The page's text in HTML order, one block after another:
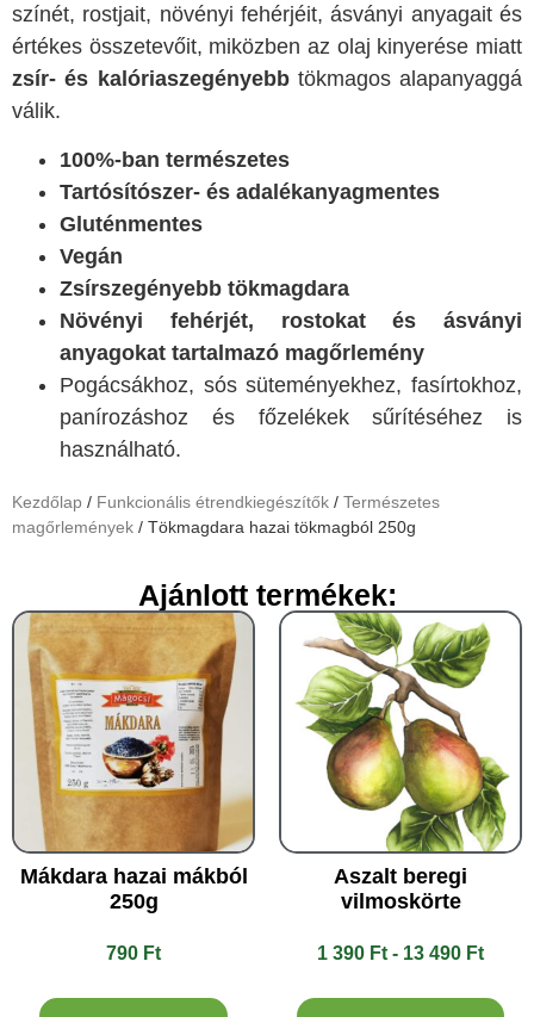
színét, rostjait, növényi fehérjéit, ásványi anyagait és
értékes összetevőit, miközben az olaj kinyerése miatt
zsír- és kalóriaszegényebbtökmagos alapanyaggá
válik.
100%-ban természetes
Tartósítószer- és adalékanyagmentes
Gluténmentes
Vegán
Zsírszegényebb tökmagdara
Növényi fehérjét, rostokat és ásványi
anyagokat tartalmazó magőrlemény
Pogácsákhoz, sós süteményekhez, fasírtokhoz,
panírozáshoz és főzelékek sűrítéséhez is
használható.
Kezdőlap / Funkcionális étrendkiegészítők / Természetes
magőrlemények / Tökmagdara hazai tökmagból 250g
Ajánlott termékek:
Mákdara hazai mákból
250g
790 Ft
Aszalt beregi
vilmoskörte
1 390 Ft - 13 490 Ft